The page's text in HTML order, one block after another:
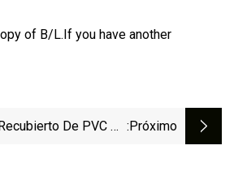
of B/L.If you have another
De PVC De :próximo